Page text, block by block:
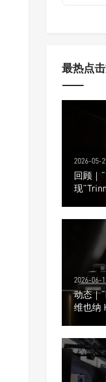
最热点
2026-05-
回顾｜
现
2026-06-
动态｜
维也纳